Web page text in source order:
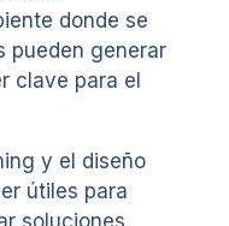
donde se
pueden generar
clave para el
y el diseño
útiles para
soluciones